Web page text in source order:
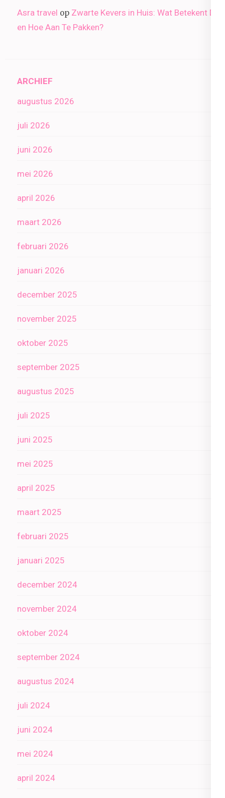
Asra travel op Zwarte Kevers in Huis: Wat Betekent Dit
en Hoe Aan Te Pakken?
ARCHIEF
augustus 2026
juli 2026
juni 2026
mei 2026
april 2026
maart 2026
februari 2026
januari 2026
december 2025
november 2025
oktober 2025
september 2025
augustus 2025
juli 2025
juni 2025
mei 2025
april 2025
maart 2025
februari 2025
januari 2025
december 2024
november 2024
oktober 2024
september 2024
augustus 2024
juli 2024
juni 2024
mei 2024
april 2024